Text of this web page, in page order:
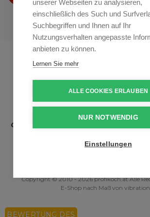
unserer Webseiten zu analysieren,
einschließlich des Such und
Suchbegriffen und Ihnen auf Ihr
Nutzungsverhalten angepasste
anbieten zu können.
Lernen Sie mehr
ALLE COOKIES ERLAUBEN
NUR NOTWENDIG
Einstellungen
Profikuchar.sk
Copyright © 2010 - 2026 profikoch.at Alle
E-Shop nach Maßvon
BEWERTUNG DES